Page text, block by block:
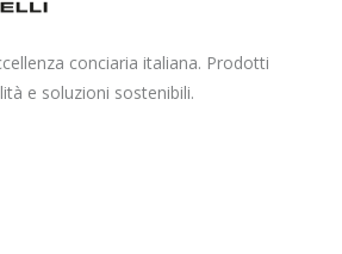
conciaria italiana. Prodotti
e soluzioni sostenibili.